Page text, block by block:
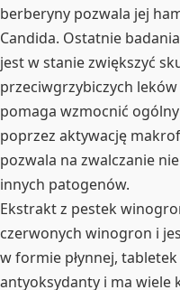
berberyny pozwala jej
Candida. Ostatnie
jest w stanie zwiększyć
przeciwgrzybiczych
pomaga wzmocnić
poprzez aktywację
pozwala na zwalczanie
innych patogenów.
Ekstrakt z pestek
czerwonych winogron i
w formie płynnej,
antyoksydanty i ma wiele